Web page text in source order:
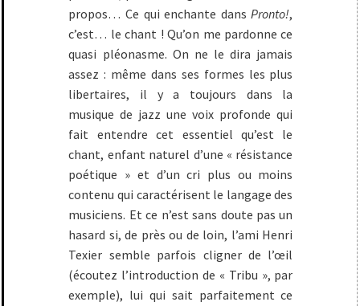
propos… Ce qui enchante dansPronto!,
c’est… le chant ! Qu’on me pardonne ce
quasi pléonasme. On ne le dira jamais
assez : même dans ses formes les plus
libertaires, il y a toujours dans la
musique de jazz une voix profonde qui
fait entendre cet essentiel qu’est le
chant, enfant naturel d’une « résistance
poétique » et d’un cri plus ou moins
contenu qui caractérisent le langage des
musiciens. Et ce n’est sans doute pas un
hasard si, de près ou de loin, l’ami Henri
Texier semble parfois cligner de l’œil
(écoutez l’introduction de « Tribu », par
exemple), lui qui sait parfaitement ce